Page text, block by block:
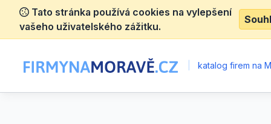
Tato stránka používá cookies na vylepšení
vašeho uživatelského zážitku.
katalog firem na